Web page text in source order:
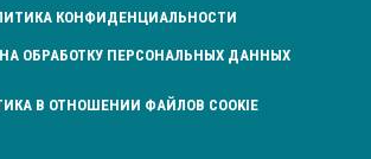
КОНФИДЕНЦИАЛЬНОСТИ
ОБРАБОТКУ ПЕРСОНАЛЬНЫХ ДАННЫХ
В ОТНОШЕНИИ ФАЙЛОВ COOKIE